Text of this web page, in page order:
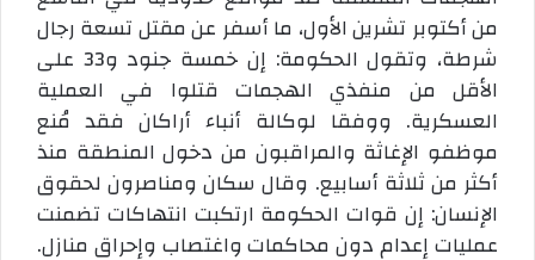
من أكتوبر تشرين الأول، ما أسفر عن مقتل تسعة رجال
شرطة، وتقول الحكومة: إن خمسة جنود و33 على
الأقل من منفذي الهجمات قتلوا في العملية
العسكرية. ووفقا لوكالة أنباء أراكان فقد مُنع
موظفو الإغاثة والمراقبون من دخول المنطقة منذ
أكثر من ثلاثة أسابيع. وقال سكان ومناصرون لحقوق
الإنسان: إن قوات الحكومة ارتكبت انتهاكات تضمنت
عمليات إعدام دون محاكمات واغتصاب وإحراق منازل.